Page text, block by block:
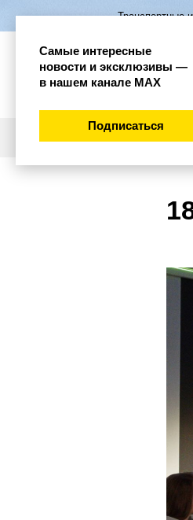
Транспортные
Самые интересные
новости и эксклюзивы —
в нашем канале МАХ
Подписаться